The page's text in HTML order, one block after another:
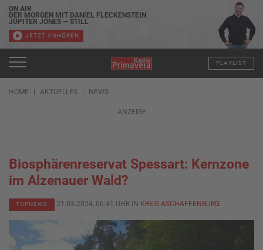
ON AIR
DER MORGEN MIT DANIEL FLECKENSTEIN
JUPITER JONES — STILL
JETZT ANHÖREN
PLAYLIST
HOME AKTUELLES NEWS
ANZEIGE
Biosphärenreservat Spessart: Kernzone
im Alzenauer Wald?
TOPNEWS 21.03.2024, 06:41 UHR IN KREIS ASCHAFFENBURG